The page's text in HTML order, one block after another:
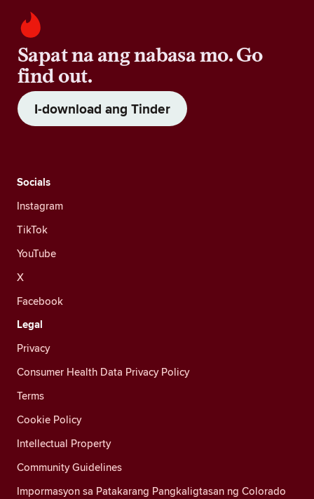
Sapat na ang nabasa mo. Go
find out.
I-download ang Tinder
Socials
Instagram
TikTok
YouTube
X
Facebook
Legal
Privacy
Consumer Health Data Privacy Policy
Terms
Cookie Policy
Intellectual Property
Community Guidelines
Impormasyon sa Patakarang Pangkaligtasan ng Colorado